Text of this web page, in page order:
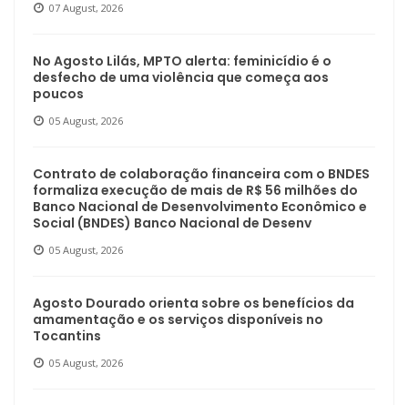
07 August, 2026
No Agosto Lilás, MPTO alerta: feminicídio é o
desfecho de uma violência que começa aos
poucos
05 August, 2026
Contrato de colaboração financeira com o BNDES
formaliza execução de mais de R$ 56 milhões do
Banco Nacional de Desenvolvimento Econômico e
Social (BNDES) Banco Nacional de Desenv
05 August, 2026
Agosto Dourado orienta sobre os benefícios da
amamentação e os serviços disponíveis no
Tocantins
05 August, 2026